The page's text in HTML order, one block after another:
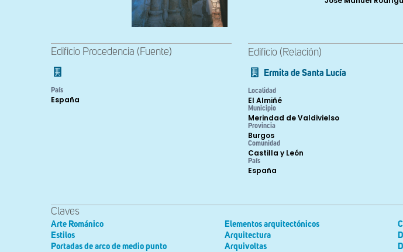
Edificio Procedencia (Fuente)
País
España
Edificio (Relación)
Ermita de Santa Lucía
Localidad
El Almiñé
Municipio
Merindad de Valdivielso
Provincia
Burgos
Comunidad
Castilla y León
País
España
Claves
Arte Románico
Estilos
Portadas de arco de medio punto
Elementos arquitectónicos
Arquitectura
Arquivoltas